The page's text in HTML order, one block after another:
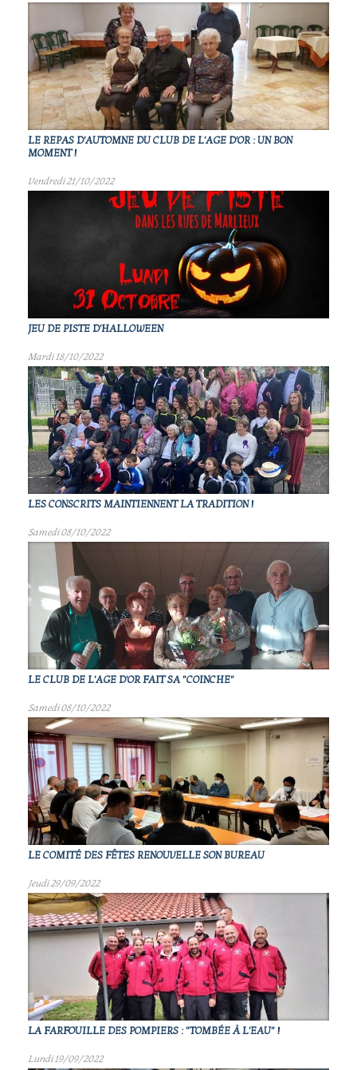
LE REPAS D'AUTOMNE DU CLUB DE L'AGE D'OR : UN BON
MOMENT !
Vendredi 21/10/2022
JEU DE PISTE D'HALLOWEEN
Mardi 18/10/2022
LES CONSCRITS MAINTIENNENT LA TRADITION !
Samedi 08/10/2022
LE CLUB DE L'AGE D'OR FAIT SA "COINCHE"
Samedi 08/10/2022
LE COMITÉ DES FÊTES RENOUVELLE SON BUREAU
Jeudi 29/09/2022
LA FARFOUILLE DES POMPIERS : "TOMBÉE À L'EAU" !
Lundi 19/09/2022